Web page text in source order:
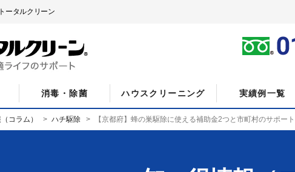
ータルクリーン
消毒・除菌 ハウスクリーニング 実績例一覧
コラム） ハチ駆除 【京都府】蜂の巣駆除に使える補助金2つと市町村のサポー